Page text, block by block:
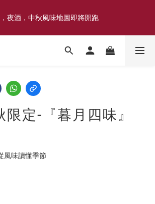
限定
夜酒，中秋風味地圖即將開跑
姐花藝工作室｜登記日系列 手捧花｜5月–7月
定-『暮月四味』
風味讀懂季節